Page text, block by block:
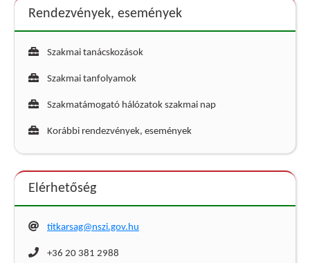
Rendezvények, események
Szakmai tanácskozások
Szakmai tanfolyamok
Szakmatámogató hálózatok szakmai nap
Korábbi rendezvények, események
Elérhetőség
titkarsag@nszi.gov.hu
+36 20 381 2988